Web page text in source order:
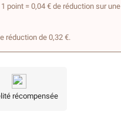
point = 0,04 € de réduction sur une
réduction de 0,32 €.
récompensée